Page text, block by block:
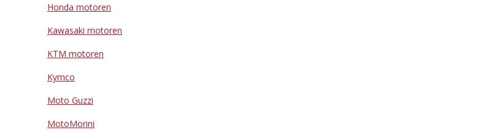
Honda motoren
Kawasaki motoren
KTM motoren
Kymco
Moto Guzzi
MotoMorini